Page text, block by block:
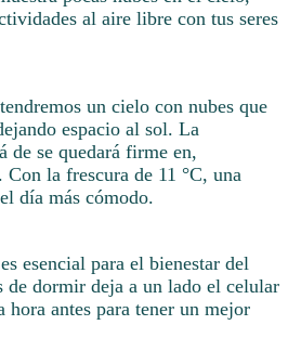
al aire libre con tus seres
un cielo con nubes que
espacio al sol. La
de se quedará firme en,
la frescura de 11 °C, una
día más cómodo.
esencial para el bienestar del
de dormir deja a un lado el celular
hora antes para tener un mejor